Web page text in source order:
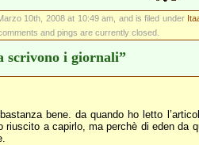
10th, 2008 at 10:49 am, and is filed under
and pings are currently closed.
scrivono i giornali”
bene. da quando ho letto
riuscito a capirlo, ma perchè di eden da